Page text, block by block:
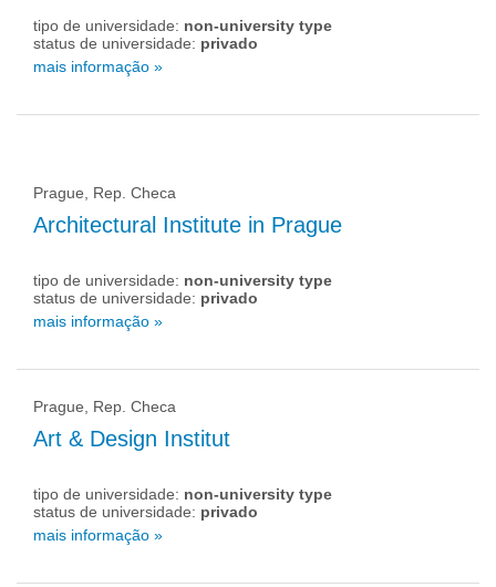
tipo de universidade: non-university type
status de universidade: privado
mais informação »
Prague, Rep. Checa
Architectural Institute in Prague
tipo de universidade: non-university type
status de universidade: privado
mais informação »
Prague, Rep. Checa
Art & Design Institut
tipo de universidade: non-university type
status de universidade: privado
mais informação »